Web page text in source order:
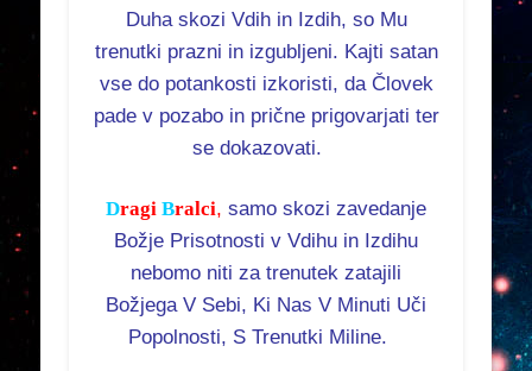
Duha skozi Vdih in Izdih, so Mu
trenutki prazni in izgubljeni. Kajti satan
vse do potankosti izkoristi, da Človek
pade v pozabo in prične prigovarjati ter
se dokazovati.
Dragi Bralci, samo skozi zavedanje
Božje Prisotnosti v Vdihu in Izdihu
nebomo niti za trenutek zatajili
Božjega V Sebi, Ki Nas V Minuti Uči
Popolnosti, S Trenutki Miline.